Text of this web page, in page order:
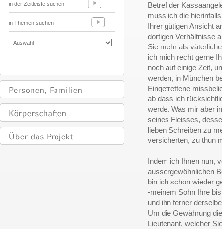
in der Zeitleiste suchen
in Themen suchen
Betref der
muss ich die
Ihrer gütigen Ansicht
dortigen Verhältnisse
Sie mehr als
ich mich recht gerne
noch auf einige Zeit,
werden, in München
Eingetrettene
ab dass ich
werde. Was mir aber
seines Fleisses,
lieben Schreiben zu
versicherten, zu thun
Indem ich Ihnen nun,
aussergewöhnlichen
bin ich schon wieder
-meinem Sohn Ihre
und ihn ferner
Um die Gewährung
Lieutenant, welcher